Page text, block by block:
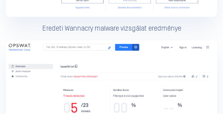
Eredeti Wannacry malware vizsgálat eredménye